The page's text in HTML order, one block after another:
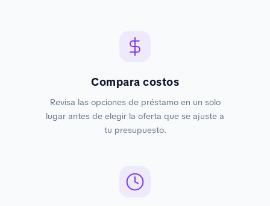
Compara costos
Revisa las opciones de préstamo en un solo
lugar antes de elegir la oferta que se ajuste a
tu presupuesto.